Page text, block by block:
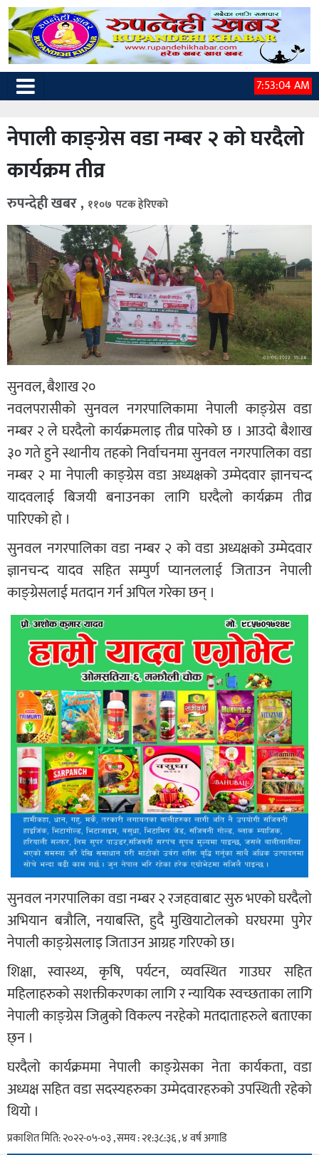
7:53:05 AM
नेपाली काङ्ग्रेस वडा नम्बर २ को घरदैलो
कार्यक्रम तीव्र
रुपन्देही खबर , ११०७ पटक हेरिएको
सुनवल, बैशाख २०
नवलपरासीको सुनवल नगरपालिकामा नेपाली काङ्ग्रेस वडा
नम्बर २ ले घरदैलो कार्यक्रमलाइ तीव्र पारेको छ । आउदो बैशाख
३० गते हुने स्थानीय तहको निर्वाचनमा सुनवल नगरपालिका वडा
नम्बर २ मा नेपाली काङ्ग्रेस वडा अध्यक्षको उम्मेदवार ज्ञानचन्द
यादवलाई बिजयी बनाउनका लागि घरदैलो कार्यक्रम तीव्र
पारिएको हो ।
सुनवल नगरपालिका वडा नम्बर २ को वडा अध्यक्षको उम्मेदवार
ज्ञानचन्द यादव सहित सम्पुर्ण प्यानललाई जिताउन नेपाली
काङ्ग्रेसलाई मतदान गर्न अपिल गरेका छन् ।
सुनवल नगरपालिका वडा नम्बर २ रजहवाबाट सुरु भएको घरदैलो
अभियान बत्रौलि, नयाबस्ति, हुदै मुखियाटोलको घरघरमा पुगेर
नेपाली काङ्ग्रेसलाइ जिताउन आग्रह गरिएको छ।
शिक्षा, स्वास्थ्य, कृषि, पर्यटन, व्यवस्थित गाउघर सहित
महिलाहरुको सशक्तीकरणका लागि र न्यायिक स्वच्छताका लागि
नेपाली काङ्ग्रेस जित्नुको विकल्प नरहेको मतदाताहरुले बताएका
छ्न ।
घरदैलो कार्यक्रममा नेपाली काङ्ग्रेसका नेता कार्यकता, वडा
अध्यक्ष सहित वडा सदस्यहरुका उम्मेदवारहरुको उपस्थिती रहेको
थियो ।
प्रकाशित मिति: २०२२-०५-०३ , समय : २१:३८:३६ , ४ वर्ष अगाडि